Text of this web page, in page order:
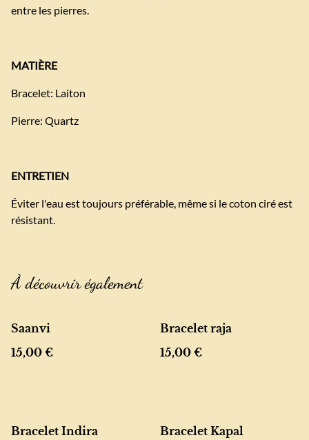
entre les pierres.
MATIÈRE
Bracelet: Laiton
Pierre: Quartz
ENTRETIEN
Éviter l'eau est toujours préférable, même si le coton ciré est
résistant.
À découvrir également
Saanvi
15,00 €
Bracelet raja
15,00 €
Bracelet Indira Bracelet Kapal